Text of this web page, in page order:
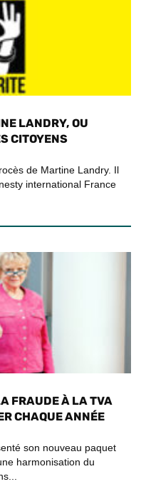
LANDRY, OU
CITOYENS
de Martine Landry. Il
international France
FRAUDE À LA TVA
CHAQUE ANNÉE
son nouveau paquet
harmonisation du